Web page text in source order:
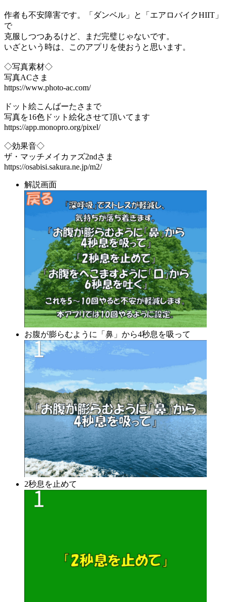
作者も不安障害です。「ダンベル」と「エアロバイクHIIT」
で
克服しつつあるけど、まだ完璧じゃないです。
いざという時は、このアプリを使おうと思います。
◇写真素材◇
写真ACさま
https://www.photo-ac.com/
ドット絵こんばーたさまで
写真を16色ドット絵化させて頂いてます
https://app.monopro.org/pixel/
◇効果音◇
ザ・マッチメイカァズ2ndさま
https://osabisi.sakura.ne.jp/m2/
解説画面
お腹が膨らむように「鼻」から4秒息を吸って
2秒息を止めて